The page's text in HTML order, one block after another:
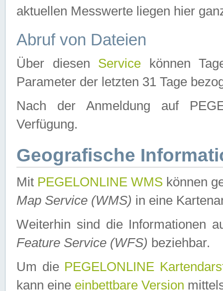
aktuellen Messwerte liegen hier
Abruf von Dateien
Über diesen Service können
Parameter der letzten 31 Tage
Nach der Anmeldung auf
Verfügung.
Geografische
Mit PEGELONLINE WMS können
Map Service (WMS) in eine
Weiterhin sind die Informationen
Feature Service (WFS) beziehbar.
Um die PEGELONLINE
kann eine einbettbare Version